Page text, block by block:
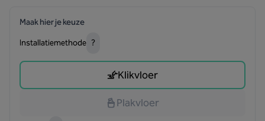
Maak hier je keuze
Installatiemethode ?
Klikvloer
Plakvloer